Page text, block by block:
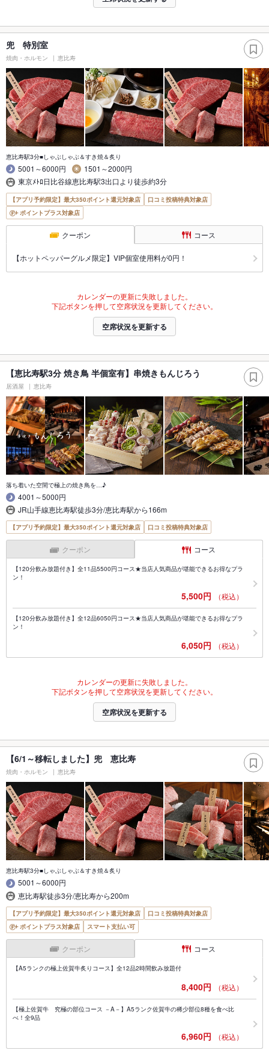
兜 特別室
焼肉・ホルモン 恵比寿
恵比寿駅3分■しゃぶしゃぶ＆すき焼＆炙り
5001～6000円
1501～2000円
東京ﾒﾄﾛ日比谷線恵比寿駅3出口より徒歩約3分
【アプリ予約限定】最大350ポイント還元対象店
口コミ投稿特典対象店
ポイントプラス対象店
クーポン コース
【ホットペッパーグルメ限定】VIP個室使用料が0円！
カレンダーの更新に失敗しました。
下記ボタンを押して空席状況を更新してください。
空席状況を更新する
【恵比寿駅3分 焼き鳥 半個室有】串焼きもんじろう
居酒屋 恵比寿
落ち着いた空間で極上の焼き鳥を…♪
4001～5000円
JR山手線恵比寿駅徒歩3分/恵比寿駅から166m
【アプリ予約限定】最大350ポイント還元対象店 口コミ投稿特典対象店
クーポン コース
【120分飲み放題付き】全11品5500円コース★当店人気商品が堪能できるお得なプラ
ン！
5,500円 （税込）
【120分飲み放題付き】全12品6050円コース★当店人気商品が堪能できるお得なプラ
ン！
6,050円 （税込）
カレンダーの更新に失敗しました。
下記ボタンを押して空席状況を更新してください。
空席状況を更新する
【6/1～移転しました】兜 恵比寿
焼肉・ホルモン 恵比寿
恵比寿駅3分■しゃぶしゃぶ＆すき焼＆炙り
5001～6000円
恵比寿駅徒歩3分/恵比寿から200m
【アプリ予約限定】最大350ポイント還元対象店
口コミ投稿特典対象店
ポイントプラス対象店
スマート支払い可
クーポン コース
【A5ランクの極上佐賀牛炙りコース】全12品2時間飲み放題付
8,400円 （税込）
【極上佐賀牛 究極の部位コース －A－】A5ランク佐賀牛の稀少部位8種を食べ比
べ！全9品
6,960円 （税込）